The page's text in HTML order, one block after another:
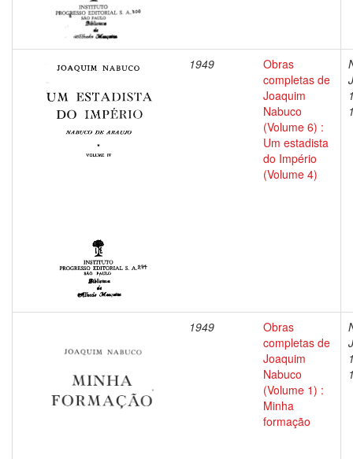
1949
Obras
completas de
Joaquim
Nabuco
(Volume 6) :
Um estadista
do Império
(Volume 4)
1949
Obras
completas de
Joaquim
Nabuco
(Volume 1) :
Minha
formação